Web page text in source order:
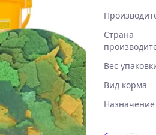
Страна
Вес
Вид корма
Назначение